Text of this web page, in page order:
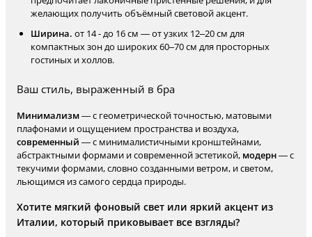
желающих получить объёмный световой акцент.
Ширина. от 14 - до 16 см — от узких 12–20 см для
компактных зон до широких 60–70 см для просторных
гостиных и холлов.
Ваш стиль, выраженный в бра
Минимализм— с геометрической точностью, матовыми
плафонами и ощущением пространства и воздуха,
современный — с минималистичными кронштейнами,
абстрактными формами и современной эстетикой, модерн— с
текучими формами, словно созданными ветром, и светом,
льющимся из самого сердца природы.
Хотите мягкий фоновый свет или яркий акцент из
Италии, который приковывает все взгляды?